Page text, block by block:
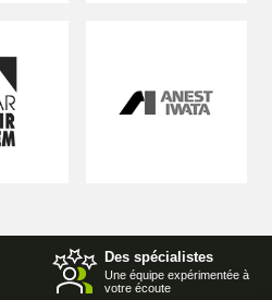
Des spécialistes
Une équipe expérimentée à
votre écoute